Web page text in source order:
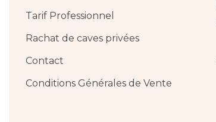
Tarif Professionnel
Rachat de caves privées
Contact
Conditions Générales de Vente